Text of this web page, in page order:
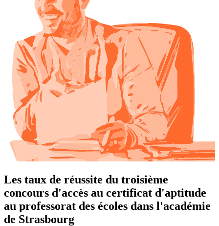
Les taux de réussite du troisième
concours d'accès au certificat d'aptitude
au professorat des écoles dans l'académie
de Strasbourg